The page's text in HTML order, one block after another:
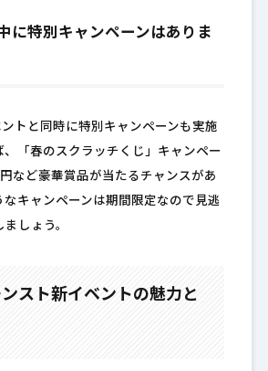
に特別キャンペーンはありま
トと同時に特別キャンペーンも実施
、「春のスクラッチくじ」キャンペー
など豪華賞品が当たるチャンスがあ
なキャンペーンは期間限定なので見逃
しょう。
スト新イベントの魅力と